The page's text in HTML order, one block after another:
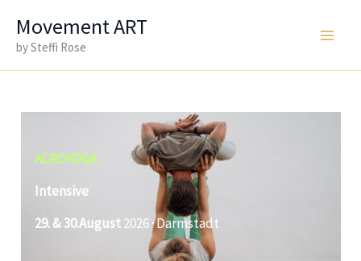
Inhalt
springen
Movement ART
by Steffi Rose
ACROYOGA
Intensive
29. & 30.August2026·Darmstadt